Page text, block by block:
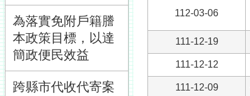
為落實免附戶籍謄
本政策目標，以達
簡政便民效益
跨縣市代收代寄案
112-03-06
111-12-19
111-12-12
111-12-09